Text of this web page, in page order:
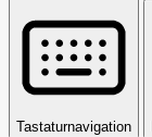
Tastaturnavigation